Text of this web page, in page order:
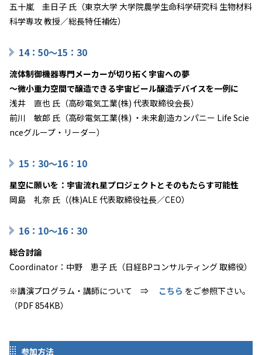
五十嵐 圭日子 氏（東京大学 大学院農学生命科学研究科 生物材料
科学専攻 教授／総長特任補佐）
14：50～15：30
流体制御機器専門メーカーが切り拓く宇宙への夢
～微小重力空間で醸造できる宇宙ビール醸造デバイスを一例に
浅井 直也 氏（高砂電気工業(株) 代表取締役会長）
前川 敏郎 氏（高砂電気工業(株) ・未来創造カンパニー Life Scie
nceグループ・リーダー）
15：30～16：10
星空に願いを：宇宙流れ星プロジェクトとそのもたらす可能性
岡島 礼奈 氏（(株)ALE 代表取締役社長／CEO）
16：10～16：30
総合討論
Coordinator：中野 恵子 氏（日経BPコンサルティング 取締役）
※講演プログラム・講師について ⇒ こちら をご参照下さい。
（PDF 854KB）
参加方法